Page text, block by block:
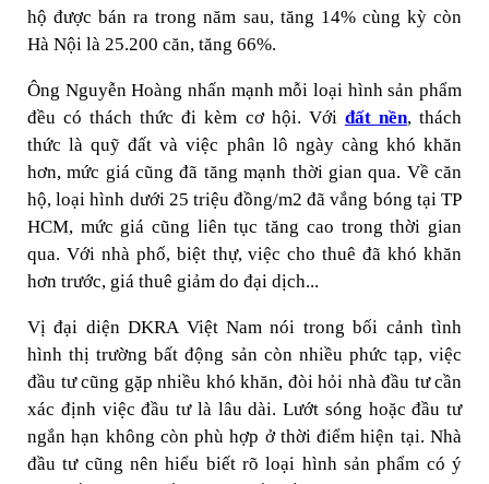
hộ được bán ra trong năm sau, tăng 14% cùng kỳ còn
Hà Nội là 25.200 căn, tăng 66%.
Ông Nguyễn Hoàng nhấn mạnh mỗi loại hình sản phẩm
đều có thách thức đi kèm cơ hội. Với đất nền, thách
thức là quỹ đất và việc phân lô ngày càng khó khăn
hơn, mức giá cũng đã tăng mạnh thời gian qua. Về căn
hộ, loại hình dưới 25 triệu đồng/m2 đã vắng bóng tại TP
HCM, mức giá cũng liên tục tăng cao trong thời gian
qua. Với nhà phố, biệt thự, việc cho thuê đã khó khăn
hơn trước, giá thuê giảm do đại dịch...
Vị đại diện DKRA Việt Nam nói trong bối cảnh tình
hình thị trường bất động sản còn nhiều phức tạp, việc
đầu tư cũng gặp nhiều khó khăn, đòi hỏi nhà đầu tư cần
xác định việc đầu tư là lâu dài. Lướt sóng hoặc đầu tư
ngắn hạn không còn phù hợp ở thời điểm hiện tại. Nhà
đầu tư cũng nên hiểu biết rõ loại hình sản phẩm có ý